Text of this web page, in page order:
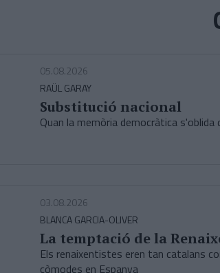
05.08.2026
RAÜL GARAY
Substitució nacional
Quan la memòria democràtica
03.08.2026
BLANCA GARCIA-OLIVER
La temptació de la
Els renaixentistes eren tan catalans
còmodes en Espanya